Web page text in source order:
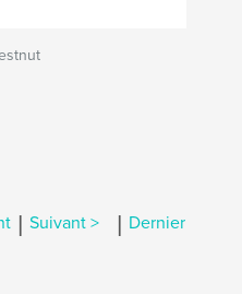
| Suivant > | Dernier